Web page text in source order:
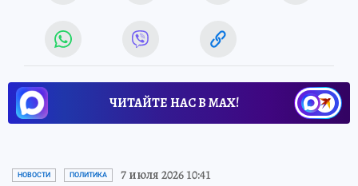
ЧИТАЙТЕ НАС В МАХ!
НОВОСТИ ПОЛИТИКА 7 июля 2026 10:41